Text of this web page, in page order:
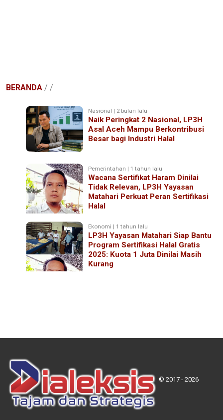
BERANDA / /
Nasional | 2 bulan lalu
Naik Peringkat 2 Nasional, LP3H
Asal Aceh Mampu Berkontribusi
Besar bagi Industri Halal
Pemerintahan | 1 tahun lalu
Wacana Sertifikat Haram Dinilai
Tidak Relevan, LP3H Yayasan
Matahari Perkuat Peran Sertifikasi
Halal
Ekonomi | 1 tahun lalu
LP3H Yayasan Matahari Siap Bantu
Program Sertifikasi Halal Gratis
2025: Kuota 1 Juta Dinilai Masih
Kurang
© 2017 - 2026